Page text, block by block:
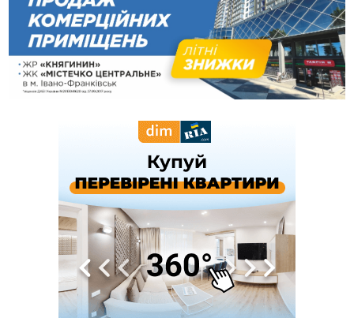
запобіжний захід
14:02
«Пілот з Лондона» видурив у жительки Коломийщини
майже 64 тисячі гривень
13:13
У четвер на Прикарпатті очікується сильна спека до 39°
13:00
На Снятинщині спіймали чоловіка, який зливав з цистерни
У МОЗ змінили підхід до госпіталізації та оновили правила
роботи стаціонарів
На межі Прикарпаття і Тернопільщини невідомі засипали
русло Золотої Липи та облаштували переправу
У Франківську та Яремче зафіксували нові температурні
рекорди
Росія вдарила по Харкову "Бандероллю": є постраждалі,
пошкоджено цивільне підприємство
Верховний суд повернув державі 1,5 га лісу із трьома
ставками в Івано-Франківській громаді
На Каскаді замість веж планують зробити сквер з
дитмайданчиком